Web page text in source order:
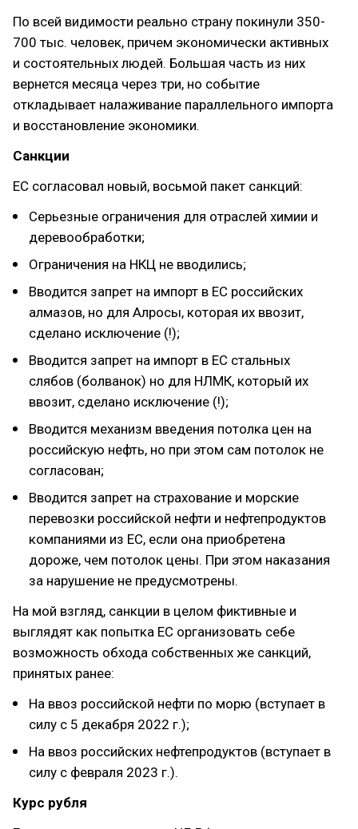
По всей видимости реально страну покинули 350-
700 тыс. человек, причем экономически активных
и состоятельных людей. Большая часть из них
вернется месяца через три, но событие
откладывает налаживание параллельного импорта
и восстановление экономики.
Санкции
ЕС согласовал новый, восьмой пакет санкций:
Серьезные ограничения для отраслей химии и
деревообработки;
Ограничения на НКЦ не вводились;
Вводится запрет на импорт в ЕС российских
алмазов, но для Алросы, которая их ввозит,
сделано исключение (!);
Вводится запрет на импорт в ЕС стальных
слябов (болванок) но для НЛМК, который их
ввозит, сделано исключение (!);
Вводится механизм введения потолка цен на
российскую нефть, но при этом сам потолок не
согласован;
Вводится запрет на страхование и морские
перевозки российской нефти и нефтепродуктов
компаниями из ЕС, если она приобретена
дороже, чем потолок цены. При этом наказания
за нарушение не предусмотрены.
На мой взгляд, санкции в целом фиктивные и
выглядят как попытка ЕС организовать себе
возможность обхода собственных же санкций,
принятых ранее:
На ввоз российской нефти по морю (вступает в
силу с 5 декабря 2022 г.);
На ввоз российских нефтепродуктов (вступает в
силу с февраля 2023 г.).
Курс рубля